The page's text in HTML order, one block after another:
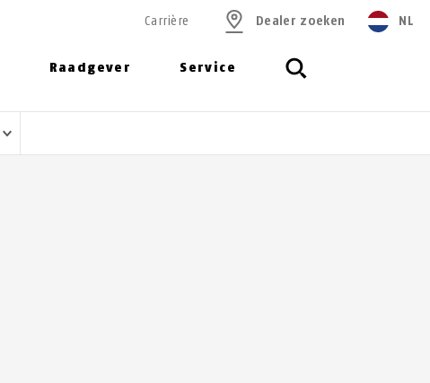
Raadgever Service
Carrière Dealer zoeken NL